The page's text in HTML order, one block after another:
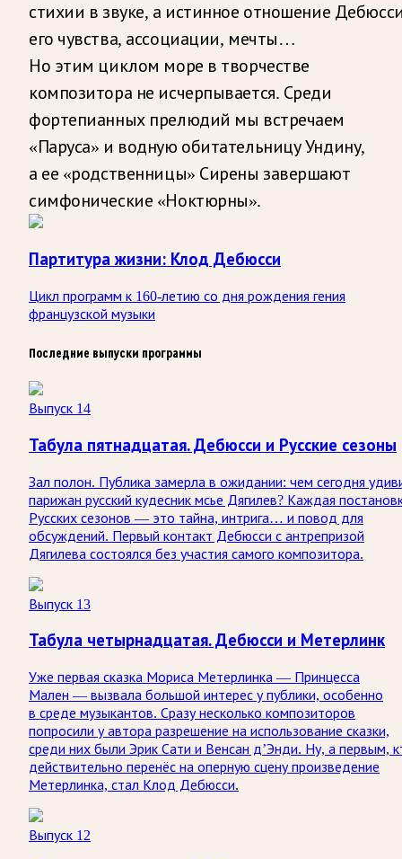
стихии в звуке, а истинное отношение
его чувства, ассоциации, мечты…
Но этим циклом море в творчестве
композитора не исчерпывается. Среди
фортепианных прелюдий мы встречаем
«Паруса» и водную обитательницу Ундину,
а ее «родственницы» Сирены завершают
симфонические «Ноктюрны».
Партитура жизни: Клод Дебюсси
Цикл программ к 160-летию со дня рождения гения
французской музыки
Последние выпуски программы
Выпуск 14
Табула пятнадцатая. Дебюсси и Русские сезоны
Зал полон. Публика замерла в ожидании: чем сегодня
парижан русский кудесник мсье Дягилев? Каждая
Русских сезонов — это тайна, интрига… и повод для
обсуждений. Первый контакт Дебюсси с антрепризой
Дягилева состоялся без участия самого композитора.
Выпуск 13
Табула четырнадцатая. Дебюсси и Метерлинк
Уже первая сказка Мориса Метерлинка — Принцесса
Мален — вызвала большой интерес у публики, особенно
в среде музыкантов. Сразу несколько композиторов
попросили у автора разрешение на использование сказки,
среди них были Эрик Сати и Венсан д’Энди. Ну, а первым,
действительно перенёс на оперную сцену произведение
Метерлинка, стал Клод Дебюсси.
Выпуск 12